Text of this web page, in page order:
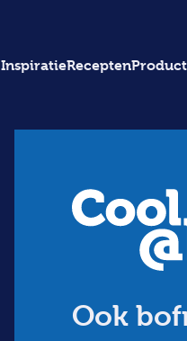
InspiratieRecepten
Ook